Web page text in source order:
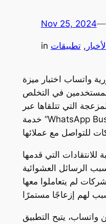
Nov 25, 2024—
in , تطبيقات
واتساب اختبار ميزة
في التخلص
التي تتلقاها عبر
خدمة “WhatsApp Business”، والتي تستخدمها
التي قدمها
الرسائل العشوائية
لم يتعاملوا معها
واتساب، يتيح التطبيق